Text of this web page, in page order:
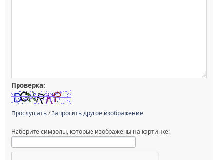
Проверка:
Прослушать/Запросить другое изображение
Наберите символы, которые изображены на картинке: